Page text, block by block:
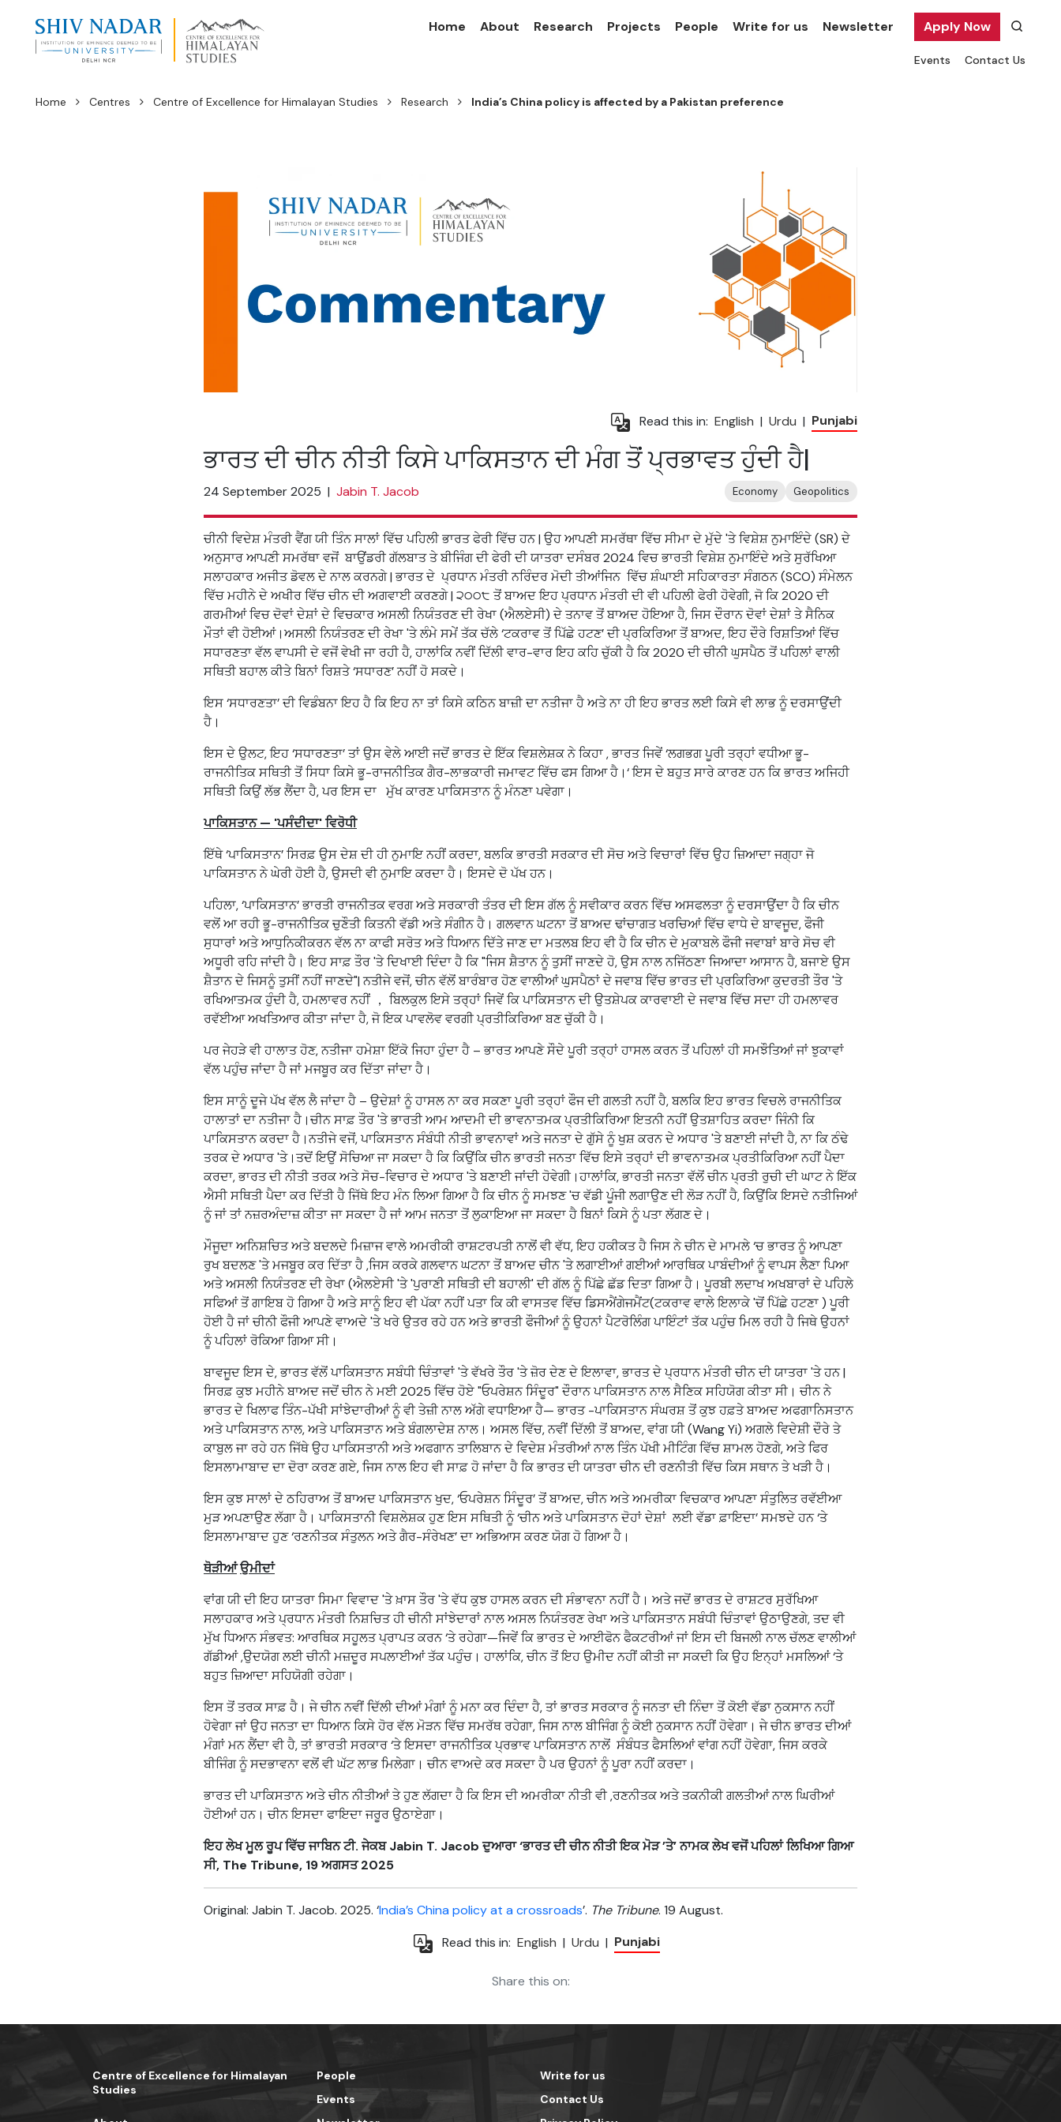
Home About Research Projects People Write for us Newsletter Apply Now
Events Contact Us
Home Centres Centre of Excellence for Himalayan Studies Research India’s China policy is affected by a Pakistan preference
Read this in: English | Urdu | Punjabi
ਭਾਰਤ ਦੀ ਚੀਨ ਨੀਤੀ ਕਿਸੇ ਪਾਕਿਸਤਾਨ ਦੀ ਮੰਗ ਤੋਂ ਪ੍ਰਭਾਵਤ ਹੁੰਦੀ ਹੈ|
24 September 2025 | Jabin T. Jacob Economy Geopolitics
ਚੀਨੀ ਵਿਦੇਸ਼ ਮੰਤਰੀ ਵੈਂਗ ਯੀ ਤਿੰਨ ਸਾਲਾਂ ਵਿੱਚ ਪਹਿਲੀ ਭਾਰਤ ਫੇਰੀ ਵਿੱਚ ਹਨ | ਉਹ ਆਪਣੀ ਸਮਰੱਥਾ ਵਿੱਚ ਸੀਮਾ ਦੇ ਮੁੱਦੇ 'ਤੇ ਵਿਸ਼ੇਸ਼ ਨੁਮਾਇੰਦੇ (SR) ਦੇ
ਅਨੁਸਾਰ ਆਪਣੀ ਸਮਰੱਥਾ ਵਜੋਂ ਬਾਉਂਡਰੀ ਗੱਲਬਾਤ ਤੇ ਬੀਜਿੰਗ ਦੀ ਫੇਰੀ ਦੀ ਯਾਤਰਾ ਦਸੰਬਰ 2024 ਵਿਚ ਭਾਰਤੀ ਵਿਸ਼ੇਸ਼ ਨੁਮਾਇੰਦੇ ਅਤੇ ਸੁਰੱਖਿਆ
ਸਲਾਹਕਾਰ ਅਜੀਤ ਡੋਵਲ ਦੇ ਨਾਲ ਕਰਨਗੇ | ਭਾਰਤ ਦੇ ਪ੍ਰਧਾਨ ਮੰਤਰੀ ਨਰਿੰਦਰ ਮੋਦੀ ਤੀਆਂਜਿਨ ਵਿੱਚ ਸ਼ੰਘਾਈ ਸਹਿਕਾਰਤਾ ਸੰਗਠਨ (SCO) ਸੰਮੇਲਨ
ਵਿੱਚ ਮਹੀਨੇ ਦੇ ਅਖੀਰ ਵਿੱਚ ਚੀਨ ਦੀ ਅਗਵਾਈ ਕਰਣਗੇ | ੨੦੦੮ ਤੋਂ ਬਾਅਦ ਇਹ ਪ੍ਰਧਾਨ ਮੰਤਰੀ ਦੀ ਵੀ ਪਹਿਲੀ ਫੇਰੀ ਹੋਵੇਗੀ, ਜੋ ਕਿ 2020 ਦੀ
ਗਰਮੀਆਂ ਵਿਚ ਦੋਵਾਂ ਦੇਸ਼ਾਂ ਦੇ ਵਿਚਕਾਰ ਅਸਲੀ ਨਿਯੰਤਰਣ ਦੀ ਰੇਖਾ (ਐਲਏਸੀ) ਦੇ ਤਨਾਵ ਤੋਂ ਬਾਅਦ ਹੋਇਆ ਹੈ, ਜਿਸ ਦੌਰਾਨ ਦੋਵਾਂ ਦੇਸ਼ਾਂ ਤੇ ਸੈਨਿਕ
ਮੌਤਾਂ ਵੀ ਹੋਈਆਂ।ਅਸਲੀ ਨਿਯੰਤਰਣ ਦੀ ਰੇਖਾ 'ਤੇ ਲੰਮੇ ਸਮੇਂ ਤੱਕ ਚੱਲੇ ‘ਟਕਰਾਵ ਤੋਂ ਪਿੱਛੇ ਹਟਣ’ ਦੀ ਪ੍ਰਕਿਰਿਆ ਤੋਂ ਬਾਅਦ, ਇਹ ਦੌਰੇ ਰਿਸ਼ਤਿਆਂ ਵਿੱਚ
ਸਧਾਰਣਤਾ ਵੱਲ ਵਾਪਸੀ ਦੇ ਵਜੋਂ ਵੇਖੀ ਜਾ ਰਹੀ ਹੈ, ਹਾਲਾਂਕਿ ਨਵੀਂ ਦਿੱਲੀ ਵਾਰ-ਵਾਰ ਇਹ ਕਹਿ ਚੁੱਕੀ ਹੈ ਕਿ 2020 ਦੀ ਚੀਨੀ ਘੁਸਪੈਠ ਤੋਂ ਪਹਿਲਾਂ ਵਾਲੀ
ਸਥਿਤੀ ਬਹਾਲ ਕੀਤੇ ਬਿਨਾਂ ਰਿਸ਼ਤੇ ‘ਸਧਾਰਣ’ ਨਹੀਂ ਹੋ ਸਕਦੇ।
ਇਸ ‘ਸਧਾਰਣਤਾ’ ਦੀ ਵਿਡੰਬਨਾ ਇਹ ਹੈ ਕਿ ਇਹ ਨਾ ਤਾਂ ਕਿਸੇ ਕਠਿਨ ਬਾਜ਼ੀ ਦਾ ਨਤੀਜਾ ਹੈ ਅਤੇ ਨਾ ਹੀ ਇਹ ਭਾਰਤ ਲਈ ਕਿਸੇ ਵੀ ਲਾਭ ਨੂੰ ਦਰਸਾਉਂਦੀ
ਹੈ।
ਇਸ ਦੇ ਉਲਟ, ਇਹ ‘ਸਧਾਰਣਤਾ’ ਤਾਂ ਉਸ ਵੇਲੇ ਆਈ ਜਦੋਂ ਭਾਰਤ ਦੇ ਇੱਕ ਵਿਸ਼ਲੇਸ਼ਕ ਨੇ ਕਿਹਾ , ਭਾਰਤ ਜਿਵੇਂ ‘ਲਗਭਗ ਪੂਰੀ ਤਰ੍ਹਾਂ ਵਧੀਆ ਭੂ-
ਰਾਜਨੀਤਿਕ ਸਥਿਤੀ ਤੋਂ ਸਿਧਾ ਕਿਸੇ ਭੂ-ਰਾਜਨੀਤਿਕ ਗੈਰ-ਲਾਭਕਾਰੀ ਜਮਾਵਟ ਵਿੱਚ ਫਸ ਗਿਆ ਹੈ।‘ ਇਸ ਦੇ ਬਹੁਤ ਸਾਰੇ ਕਾਰਣ ਹਨ ਕਿ ਭਾਰਤ ਅਜਿਹੀ
ਸਥਿਤੀ ਕਿਉਂ ਲੱਭ ਲੈਂਦਾ ਹੈ, ਪਰ ਇਸ ਦਾ ਮੁੱਖ ਕਾਰਣ ਪਾਕਿਸਤਾਨ ਨੂੰ ਮੰਨਣਾ ਪਵੇਗਾ।
ਪਾਕਿਸਤਾਨ— 'ਪਸੰਦੀਦਾ'ਵਿਰੋਧੀ
ਇੱਥੇ ‘ਪਾਕਿਸਤਾਨ’ ਸਿਰਫ਼ ਉਸ ਦੇਸ਼ ਦੀ ਹੀ ਨੁਮਾਇ ਨਹੀਂ ਕਰਦਾ, ਬਲਕਿ ਭਾਰਤੀ ਸਰਕਾਰ ਦੀ ਸੋਚ ਅਤੇ ਵਿਚਾਰਾਂ ਵਿੱਚ ਉਹ ਜ਼ਿਆਦਾ ਜਗ੍ਹਾ ਜੋ
ਪਾਕਿਸਤਾਨ ਨੇ ਘੇਰੀ ਹੋਈ ਹੈ, ਉਸਦੀ ਵੀ ਨੁਮਾਇ ਕਰਦਾ ਹੈ। ਇਸਦੇ ਦੋ ਪੱਖ ਹਨ।
ਪਹਿਲਾ, ‘ਪਾਕਿਸਤਾਨ’ ਭਾਰਤੀ ਰਾਜਨੀਤਕ ਵਰਗ ਅਤੇ ਸਰਕਾਰੀ ਤੰਤਰ ਦੀ ਇਸ ਗੱਲ ਨੂੰ ਸਵੀਕਾਰ ਕਰਨ ਵਿੱਚ ਅਸਫਲਤਾ ਨੂੰ ਦਰਸਾਉਂਦਾ ਹੈ ਕਿ ਚੀਨ
ਵਲੋਂ ਆ ਰਹੀ ਭੂ-ਰਾਜਨੀਤਿਕ ਚੁਣੌਤੀ ਕਿਤਨੀ ਵੱਡੀ ਅਤੇ ਸੰਗੀਨ ਹੈ। ਗਲਵਾਨ ਘਟਨਾ ਤੋਂ ਬਾਅਦ ਢਾਂਚਾਗਤ ਖਰਚਿਆਂ ਵਿੱਚ ਵਾਧੇ ਦੇ ਬਾਵਜੂਦ, ਫੌਜੀ
ਸੁਧਾਰਾਂ ਅਤੇ ਆਧੁਨਿਕੀਕਰਨ ਵੱਲ ਨਾ ਕਾਫੀ ਸਰੋਤ ਅਤੇ ਧਿਆਨ ਦਿੱਤੇ ਜਾਣ ਦਾ ਮਤਲਬ ਇਹ ਵੀ ਹੈ ਕਿ ਚੀਨ ਦੇ ਮੁਕਾਬਲੇ ਫੌਜੀ ਜਵਾਬਾਂ ਬਾਰੇ ਸੋਚ ਵੀ
ਅਧੂਰੀ ਰਹਿ ਜਾਂਦੀ ਹੈ। ਇਹ ਸਾਫ਼ ਤੌਰ 'ਤੇ ਦਿਖਾਈ ਦਿੰਦਾ ਹੈ ਕਿ "ਜਿਸ ਸ਼ੈਤਾਨ ਨੂੰ ਤੁਸੀਂ ਜਾਣਦੇ ਹੋ, ਉਸ ਨਾਲ ਨਜਿੱਠਣਾ ਜਿਆਦਾ ਆਸਾਨ ਹੈ, ਬਜਾਏ ਉਸ
ਸ਼ੈਤਾਨ ਦੇ ਜਿਸਨੂੰ ਤੁਸੀਂ ਨਹੀਂ ਜਾਣਦੇ"| ਨਤੀਜੇ ਵਜੋਂ, ਚੀਨ ਵੱਲੋਂ ਬਾਰੰਬਾਰ ਹੋਣ ਵਾਲੀਆਂ ਘੁਸਪੈਠਾਂ ਦੇ ਜਵਾਬ ਵਿੱਚ ਭਾਰਤ ਦੀ ਪ੍ਰਕਿਰਿਆ ਕੁਦਰਤੀ ਤੌਰ 'ਤੇ
ਰਖਿਆਤਮਕ ਹੁੰਦੀ ਹੈ, ਹਮਲਾਵਰ ਨਹੀਂ ， ਬਿਲਕੁਲ ਇਸੇ ਤਰ੍ਹਾਂ ਜਿਵੇਂ ਕਿ ਪਾਕਿਸਤਾਨ ਦੀ ਉਤਸ਼ੇਪਕ ਕਾਰਵਾਈ ਦੇ ਜਵਾਬ ਵਿੱਚ ਸਦਾ ਹੀ ਹਮਲਾਵਰ
ਰਵੱਈਆ ਅਖਤਿਆਰ ਕੀਤਾ ਜਾਂਦਾ ਹੈ, ਜੋ ਇਕ ਪਾਵਲੋਵ ਵਰਗੀ ਪ੍ਰਤੀਕਿਰਿਆ ਬਣ ਚੁੱਕੀ ਹੈ।
ਪਰ ਜੇਹੜੇ ਵੀ ਹਾਲਾਤ ਹੋਣ, ਨਤੀਜਾ ਹਮੇਸ਼ਾ ਇੱਕੋ ਜਿਹਾ ਹੁੰਦਾ ਹੈ – ਭਾਰਤ ਆਪਣੇ ਸੌਦੇ ਪੂਰੀ ਤਰ੍ਹਾਂ ਹਾਸਲ ਕਰਨ ਤੋਂ ਪਹਿਲਾਂ ਹੀ ਸਮਝੌਤਿਆਂ ਜਾਂ ਝੁਕਾਵਾਂ
ਵੱਲ ਪਹੁੰਚ ਜਾਂਦਾ ਹੈ ਜਾਂ ਮਜਬੂਰ ਕਰ ਦਿੱਤਾ ਜਾਂਦਾ ਹੈ।
ਇਸ ਸਾਨੂੰ ਦੂਜੇ ਪੱਖ ਵੱਲ ਲੈ ਜਾਂਦਾ ਹੈ – ਉਦੇਸ਼ਾਂ ਨੂੰ ਹਾਸਲ ਨਾ ਕਰ ਸਕਣਾ ਪੂਰੀ ਤਰ੍ਹਾਂ ਫੌਜ ਦੀ ਗਲਤੀ ਨਹੀਂ ਹੈ, ਬਲਕਿ ਇਹ ਭਾਰਤ ਵਿਚਲੇ ਰਾਜਨੀਤਿਕ
ਹਾਲਾਤਾਂ ਦਾ ਨਤੀਜਾ ਹੈ।ਚੀਨ ਸਾਫ਼ ਤੌਰ 'ਤੇ ਭਾਰਤੀ ਆਮ ਆਦਮੀ ਦੀ ਭਾਵਨਾਤਮਕ ਪ੍ਰਤੀਕਿਰਿਆ ਇਤਨੀ ਨਹੀਂ ਉਤਸ਼ਾਹਿਤ ਕਰਦਾ ਜਿੰਨੀ ਕਿ
ਪਾਕਿਸਤਾਨ ਕਰਦਾ ਹੈ।ਨਤੀਜੇ ਵਜੋਂ, ਪਾਕਿਸਤਾਨ ਸੰਬੰਧੀ ਨੀਤੀ ਭਾਵਨਾਵਾਂ ਅਤੇ ਜਨਤਾ ਦੇ ਗੁੱਸੇ ਨੂੰ ਖੁਸ਼ ਕਰਨ ਦੇ ਅਧਾਰ 'ਤੇ ਬਣਾਈ ਜਾਂਦੀ ਹੈ, ਨਾ ਕਿ ਠੰਢੇ
ਤਰਕ ਦੇ ਅਧਾਰ 'ਤੇ।ਤਦੋਂ ਇਉਂ ਸੋਚਿਆ ਜਾ ਸਕਦਾ ਹੈ ਕਿ ਕਿਉਂਕਿ ਚੀਨ ਭਾਰਤੀ ਜਨਤਾ ਵਿੱਚ ਇਸੇ ਤਰ੍ਹਾਂ ਦੀ ਭਾਵਨਾਤਮਕ ਪ੍ਰਤੀਕਿਰਿਆ ਨਹੀਂ ਪੈਦਾ
ਕਰਦਾ, ਭਾਰਤ ਦੀ ਨੀਤੀ ਤਰਕ ਅਤੇ ਸੋਚ-ਵਿਚਾਰ ਦੇ ਅਧਾਰ 'ਤੇ ਬਣਾਈ ਜਾਂਦੀ ਹੋਵੇਗੀ।ਹਾਲਾਂਕਿ, ਭਾਰਤੀ ਜਨਤਾ ਵੱਲੋਂ ਚੀਨ ਪ੍ਰਤੀ ਰੁਚੀ ਦੀ ਘਾਟ ਨੇ ਇੱਕ
ਐਸੀ ਸਥਿਤੀ ਪੈਦਾ ਕਰ ਦਿੱਤੀ ਹੈ ਜਿੱਥੇ ਇਹ ਮੰਨ ਲਿਆ ਗਿਆ ਹੈ ਕਿ ਚੀਨ ਨੂੰ ਸਮਝਣ 'ਚ ਵੱਡੀ ਪੂੰਜੀ ਲਗਾਉਣ ਦੀ ਲੋੜ ਨਹੀਂ ਹੈ, ਕਿਉਂਕਿ ਇਸਦੇ ਨਤੀਜਿਆਂ
ਨੂੰ ਜਾਂ ਤਾਂ ਨਜ਼ਰਅੰਦਾਜ਼ ਕੀਤਾ ਜਾ ਸਕਦਾ ਹੈ ਜਾਂ ਆਮ ਜਨਤਾ ਤੋਂ ਲੁਕਾਇਆ ਜਾ ਸਕਦਾ ਹੈ ਬਿਨਾਂ ਕਿਸੇ ਨੂੰ ਪਤਾ ਲੱਗਣ ਦੇ।
ਮੌਜੂਦਾ ਅਨਿਸ਼ਚਿਤ ਅਤੇ ਬਦਲਦੇ ਮਿਜ਼ਾਜ ਵਾਲੇ ਅਮਰੀਕੀ ਰਾਸ਼ਟਰਪਤੀ ਨਾਲੋਂ ਵੀ ਵੱਧ, ਇਹ ਹਕੀਕਤ ਹੈ ਜਿਸ ਨੇ ਚੀਨ ਦੇ ਮਾਮਲੇ ‘ਚ ਭਾਰਤ ਨੂੰ ਆਪਣਾ
ਰੁਖ ਬਦਲਣ 'ਤੇ ਮਜਬੂਰ ਕਰ ਦਿੱਤਾ ਹੈ ,ਜਿਸ ਕਰਕੇ ਗਲਵਾਨ ਘਟਨਾ ਤੋਂ ਬਾਅਦ ਚੀਨ 'ਤੇ ਲਗਾਈਆਂ ਗਈਆਂ ਆਰਥਿਕ ਪਾਬੰਦੀਆਂ ਨੂੰ ਵਾਪਸ ਲੈਣਾ ਪਿਆ
ਅਤੇ ਅਸਲੀ ਨਿਯੰਤਰਣ ਦੀ ਰੇਖਾ (ਐਲਏਸੀ 'ਤੇ 'ਪੁਰਾਣੀ ਸਥਿਤੀ ਦੀ ਬਹਾਲੀ' ਦੀ ਗੱਲ ਨੂੰ ਪਿੱਛੇ ਛੱਡ ਦਿਤਾ ਗਿਆ ਹੈ। ਪੂਰਬੀ ਲਦਾਖ ਅਖਬਾਰਾਂ ਦੇ ਪਹਿਲੇ
ਸਫਿਆਂ ਤੋਂ ਗਾਇਬ ਹੋ ਗਿਆ ਹੈ ਅਤੇ ਸਾਨੂੰ ਇਹ ਵੀ ਪੱਕਾ ਨਹੀਂ ਪਤਾ ਕਿ ਕੀ ਵਾਸਤਵ ਵਿੱਚ ਡਿਸਐਂਗੇਜਮੈਂਟ(ਟਕਰਾਵ ਵਾਲੇ ਇਲਾਕੇ 'ਚੋਂ ਪਿੱਛੇ ਹਟਣਾ ) ਪੂਰੀ
ਹੋਈ ਹੈ ਜਾਂ ਚੀਨੀ ਫੌਜੀ ਆਪਣੇ ਵਾਅਦੇ 'ਤੇ ਖਰੇ ਉਤਰ ਰਹੇ ਹਨ ਅਤੇ ਭਾਰਤੀ ਫੌਜੀਆਂ ਨੂੰ ਉਹਨਾਂ ਪੈਟਰੋਲਿੰਗ ਪਾਇੰਟਾਂ ਤੱਕ ਪਹੁੰਚ ਮਿਲ ਰਹੀ ਹੈ ਜਿਥੇ ਉਹਨਾਂ
ਨੂੰ ਪਹਿਲਾਂ ਰੋਕਿਆ ਗਿਆ ਸੀ।
ਬਾਵਜੂਦ ਇਸ ਦੇ, ਭਾਰਤ ਵੱਲੋਂ ਪਾਕਿਸਤਾਨ ਸਬੰਧੀ ਚਿੰਤਾਵਾਂ 'ਤੇ ਵੱਖਰੇ ਤੌਰ 'ਤੇ ਜ਼ੋਰ ਦੇਣ ਦੇ ਇਲਾਵਾ, ਭਾਰਤ ਦੇ ਪ੍ਰਧਾਨ ਮੰਤਰੀ ਚੀਨ ਦੀ ਯਾਤਰਾ 'ਤੇ ਹਨ |
ਸਿਰਫ਼ ਕੁਝ ਮਹੀਨੇ ਬਾਅਦ ਜਦੋਂ ਚੀਨ ਨੇ ਮਈ 2025 ਵਿੱਚ ਹੋਏ "ਓਪਰੇਸ਼ਨ ਸਿੰਦੂਰ" ਦੌਰਾਨ ਪਾਕਿਸਤਾਨ ਨਾਲ ਸੈਣਿਕ ਸਹਿਯੋਗ ਕੀਤਾ ਸੀ। ਚੀਨ ਨੇ
ਭਾਰਤ ਦੇ ਖਿਲਾਫ ਤਿੰਨ-ਪੱਖੀ ਸਾਂਝੇਦਾਰੀਆਂ ਨੂੰ ਵੀ ਤੇਜ਼ੀ ਨਾਲ ਅੱਗੇ ਵਧਾਇਆ ਹੈ— ਭਾਰਤ -ਪਾਕਿਸਤਾਨ ਸੰਘਰਸ਼ ਤੋਂ ਕੁਝ ਹਫ਼ਤੇ ਬਾਅਦ ਅਫਗਾਨਿਸਤਾਨ
ਅਤੇ ਪਾਕਿਸਤਾਨ ਨਾਲ, ਅਤੇ ਪਾਕਿਸਤਾਨ ਅਤੇ ਬੰਗਲਾਦੇਸ਼ ਨਾਲ। ਅਸਲ ਵਿੱਚ, ਨਵੀਂ ਦਿੱਲੀ ਤੋਂ ਬਾਅਦ, ਵਾਂਗ ਯੀ (Wang Yi) ਅਗਲੇ ਵਿਦੇਸ਼ੀ ਦੌਰੇ ਤੇ
ਕਾਬੁਲ ਜਾ ਰਹੇ ਹਨ ਜਿੱਥੇ ਉਹ ਪਾਕਿਸਤਾਨੀ ਅਤੇ ਅਫਗਾਨ ਤਾਲਿਬਾਨ ਦੇ ਵਿਦੇਸ਼ ਮੰਤਰੀਆਂ ਨਾਲ ਤਿੰਨ ਪੱਖੀ ਮੀਟਿੰਗ ਵਿੱਚ ਸ਼ਾਮਲ ਹੋਣਗੇ, ਅਤੇ ਫਿਰ
ਇਸਲਾਮਾਬਾਦ ਦਾ ਦੋਰਾ ਕਰਣ ਗਏ, ਜਿਸ ਨਾਲ ਇਹ ਵੀ ਸਾਫ਼ ਹੋ ਜਾਂਦਾ ਹੈ ਕਿ ਭਾਰਤ ਦੀ ਯਾਤਰਾ ਚੀਨ ਦੀ ਰਣਨੀਤੀ ਵਿੱਚ ਕਿਸ ਸਥਾਨ ਤੇ ਖੜੀ ਹੈ।
ਇਸ ਕੁਝ ਸਾਲਾਂ ਦੇ ਠਹਿਰਾਅ ਤੋਂ ਬਾਅਦ ਪਾਕਿਸਤਾਨ ਖੁਦ, ‘ਓਪਰੇਸ਼ਨ ਸਿੰਦੂਰ’ ਤੋਂ ਬਾਅਦ, ਚੀਨ ਅਤੇ ਅਮਰੀਕਾ ਵਿਚਕਾਰ ਆਪਣਾ ਸੰਤੁਲਿਤ ਰਵੱਈਆ
ਮੁੜ ਅਪਣਾਉਣ ਲੱਗਾ ਹੈ। ਪਾਕਿਸਤਾਨੀ ਵਿਸ਼ਲੇਸ਼ਕ ਹੁਣ ਇਸ ਸਥਿਤੀ ਨੂੰ ‘ਚੀਨ ਅਤੇ ਪਾਕਿਸਤਾਨ ਦੋਹਾਂ ਦੇਸ਼ਾਂ ਲਈ ਵੱਡਾ ਫ਼ਾਇਦਾ’ ਸਮਝਦੇ ਹਨ ‘ਤੇ
ਇਸਲਾਮਾਬਾਦ ਹੁਣ ‘ਰਣਨੀਤਕ ਸੰਤੁਲਨ ਅਤੇ ਗੈਰ-ਸੰਰੇਖਣ’ ਦਾ ਅਭਿਆਸ ਕਰਣ ਯੋਗ ਹੋ ਗਿਆ ਹੈ।
ਥੋੜੀਆਂਉਮੀਦਾਂ
ਵਾਂਗ ਯੀ ਦੀ ਇਹ ਯਾਤਰਾ ਸਿਮਾ ਵਿਵਾਦ 'ਤੇ ਖ਼ਾਸ ਤੌਰ 'ਤੇ ਵੱਧ ਕੁਝ ਹਾਸਲ ਕਰਨ ਦੀ ਸੰਭਾਵਨਾ ਨਹੀਂ ਹੈ। ਅਤੇ ਜਦੋਂ ਭਾਰਤ ਦੇ ਰਾਸ਼ਟਰ ਸੁਰੱਖਿਆ
ਸਲਾਹਕਾਰ ਅਤੇ ਪ੍ਰਧਾਨ ਮੰਤਰੀ ਨਿਸ਼ਚਿਤ ਹੀ ਚੀਨੀ ਸਾਂਝੇਦਾਰਾਂ ਨਾਲ ਅਸਲ ਨਿਯੰਤਰਣ ਰੇਖਾ ਅਤੇ ਪਾਕਿਸਤਾਨ ਸਬੰਧੀ ਚਿੰਤਾਵਾਂ ਉਠਾਉਣਗੇ, ਤਦ ਵੀ
ਮੁੱਖ ਧਿਆਨ ਸੰਭਵਤ: ਆਰਥਿਕ ਸਹੂਲਤ ਪ੍ਰਾਪਤ ਕਰਨ ‘ਤੇ ਰਹੇਗਾ—ਜਿਵੇਂ ਕਿ ਭਾਰਤ ਦੇ ਆਈਫੋਨ ਫੈਕਟਰੀਆਂ ਜਾਂ ਇਸ ਦੀ ਬਿਜਲੀ ਨਾਲ ਚੱਲਣ ਵਾਲੀਆਂ
ਗੱਡੀਆਂ ,ਉਦਯੋਗ ਲਈ ਚੀਨੀ ਮਜ਼ਦੂਰ ਸਪਲਾਈਆਂ ਤੱਕ ਪਹੁੰਚ। ਹਾਲਾਂਕਿ, ਚੀਨ ਤੋਂ ਇਹ ਉਮੀਦ ਨਹੀਂ ਕੀਤੀ ਜਾ ਸਕਦੀ ਕਿ ਉਹ ਇਨ੍ਹਾਂ ਮਸਲਿਆਂ ‘ਤੇ
ਬਹੁਤ ਜ਼ਿਆਦਾ ਸਹਿਯੋਗੀ ਰਹੇਗਾ।
ਇਸ ਤੋਂ ਤਰਕ ਸਾਫ਼ ਹੈ। ਜੇ ਚੀਨ ਨਵੀਂ ਦਿੱਲੀ ਦੀਆਂ ਮੰਗਾਂ ਨੂੰ ਮਨਾ ਕਰ ਦਿੰਦਾ ਹੈ, ਤਾਂ ਭਾਰਤ ਸਰਕਾਰ ਨੂੰ ਜਨਤਾ ਦੀ ਨਿੰਦਾ ਤੋਂ ਕੋਈ ਵੱਡਾ ਨੁਕਸਾਨ ਨਹੀਂ
ਹੋਵੇਗਾ ਜਾਂ ਉਹ ਜਨਤਾ ਦਾ ਧਿਆਨ ਕਿਸੇ ਹੋਰ ਵੱਲ ਮੋੜਨ ਵਿੱਚ ਸਮਰੱਥ ਰਹੇਗਾ, ਜਿਸ ਨਾਲ ਬੀਜਿੰਗ ਨੂੰ ਕੋਈ ਨੁਕਸਾਨ ਨਹੀਂ ਹੋਵੇਗਾ। ਜੇ ਚੀਨ ਭਾਰਤ ਦੀਆਂ
ਮੰਗਾਂ ਮਨ ਲੈਂਦਾ ਵੀ ਹੈ, ਤਾਂ ਭਾਰਤੀ ਸਰਕਾਰ ‘ਤੇ ਇਸਦਾ ਰਾਜਨੀਤਿਕ ਪ੍ਰਭਾਵ ਪਾਕਿਸਤਾਨ ਨਾਲੋਂ ਸੰਬੰਧਤ ਫੈਸਲਿਆਂ ਵਾਂਗ ਨਹੀਂ ਹੋਵੇਗਾ, ਜਿਸ ਕਰਕੇ
ਬੀਜਿੰਗ ਨੂੰ ਸਦਭਾਵਨਾ ਵਲੋਂ ਵੀ ਘੱਟ ਲਾਭ ਮਿਲੇਗਾ। ਚੀਨ ਵਾਅਦੇ ਕਰ ਸਕਦਾ ਹੈ ਪਰ ਉਹਨਾਂ ਨੂੰ ਪੂਰਾ ਨਹੀਂ ਕਰਦਾ।
ਭਾਰਤ ਦੀ ਪਾਕਿਸਤਾਨ ਅਤੇ ਚੀਨ ਨੀਤੀਆਂ ਤੇ ਹੁਣ ਲੱਗਦਾ ਹੈ ਕਿ ਇਸ ਦੀ ਅਮਰੀਕਾ ਨੀਤੀ ਵੀ ,ਰਣਨੀਤਕ ਅਤੇ ਤਕਨੀਕੀ ਗਲਤੀਆਂ ਨਾਲ ਘਿਰੀਆਂ
ਹੋਈਆਂ ਹਨ। ਚੀਨ ਇਸਦਾ ਫਾਇਦਾ ਜਰੂਰ ਉਠਾਏਗਾ।
ਇਹ ਲੇਖ ਮੂਲ ਰੂਪ ਵਿੱਚ ਜਾਬਿਨ ਟੀ. ਜੇਕਬJabin T. Jacob ਦੁਆਰਾ ‘ਭਾਰਤ ਦੀ ਚੀਨ ਨੀਤੀ ਇਕ ਮੋੜ ’ਤੇ’ ਨਾਮਕ ਲੇਖ ਵਜੋਂ ਪਹਿਲਾਂ ਲਿਖਿਆ ਗਿਆ
ਸੀ, The Tribune, 19 ਅਗਸਤ 2025
Original: Jabin T. Jacob. 2025. ‘India’s China policy at a crossroads’. The Tribune. 19 August.
Read this in: English | Urdu | Punjabi
Share this on:
Centre of Excellence for Himalayan
Studies
People
Events
Write for us
Contact Us